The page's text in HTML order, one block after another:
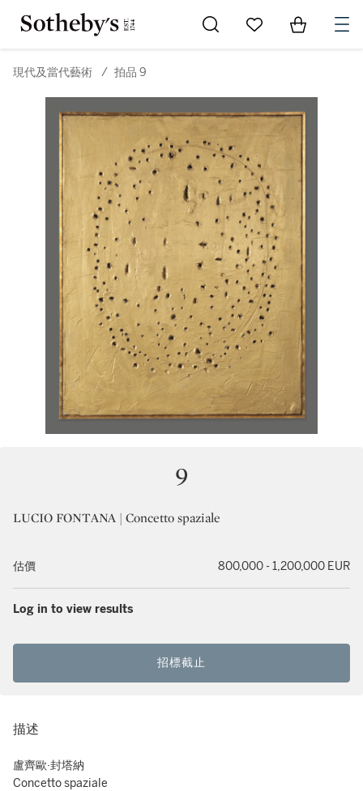
Go to My Favorites
Items in
現代及當代藝術 / 拍品 9
9
LUCIO FONTANA | Concetto spaziale
估價 800,000 - 1,200,000 EUR
Log in to view results
招標截止
描述
盧齊歐·封塔納
Concetto spaziale